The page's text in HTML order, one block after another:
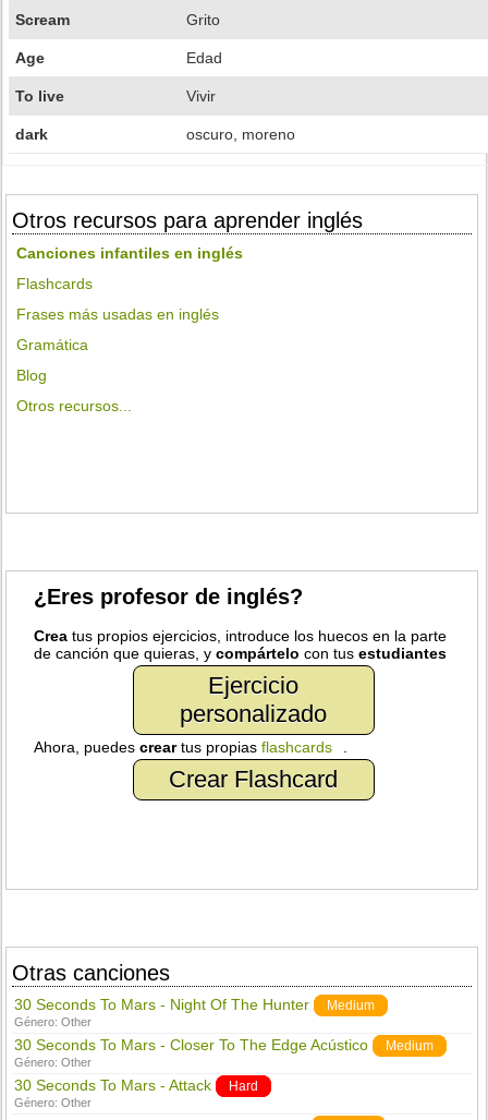
Scream Grito
Age Edad
To live Vivir
dark oscuro, moreno
Otros recursos para aprender inglés
Canciones infantiles en inglés
Flashcards
Frases más usadas en inglés
Gramática
Blog
Otros recursos...
¿Eres profesor de inglés?
Crea tus propios ejercicios, introduce los huecos en la parte
de canción que quieras, ycompártelo con tusestudiantes
Ejercicio
personalizado
Ahora, puedescreartus propiasflashcards
Crear Flashcard
Otras canciones
30 Seconds To Mars - Night Of The Hunter Medium
Género:Other
30 Seconds To Mars - Closer To The Edge Acústico Medium
Género:Other
30 Seconds To Mars - Attack Hard
Género:Other